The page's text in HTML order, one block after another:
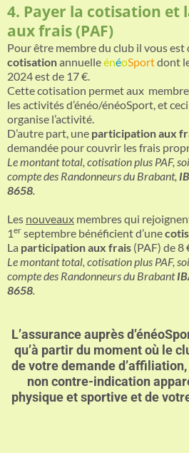
4. Payer la cotisation
aux frais (PAF)
Pour être membre du club il vous est
cotisationannuelleénéoSportdont
2024 est de 17 €.
Cette cotisation permet aux
les activités d’énéo/énéoSport, et
organise l’activité.
D’autre part, une participation aux
demandée pour couvrir les frais
Le montant total, cotisation plus PAF,
compte des Randonneurs du Brabant,
8658
Les nouveaux membres qui
1er septembre bénéficient d’une
La participation aux frais (PAF) de 8
Le montant total, cotisation plus PAF,
compte des Randonneurs du Brabant
8658
L’assurance auprès
qu’à partir du moment où le
de votre demande
non contre-indication
physique et sportive et de